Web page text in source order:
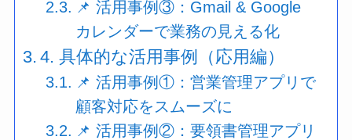
📌 活用事例③：Gmail & Google
カレンダーで業務の見える化
4. 具体的な活用事例（応用編）
📌 活用事例①：営業管理アプリで
顧客対応をスムーズに
📌 活用事例②：要領書管理アプリ